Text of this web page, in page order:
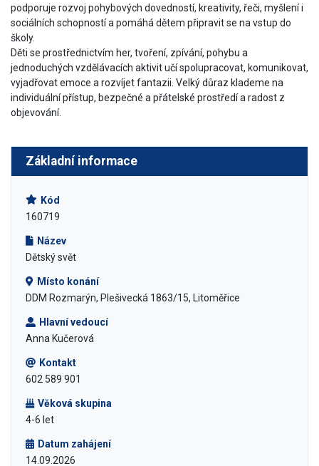
podporuje rozvoj pohybových dovedností, kreativity, řeči, myšlení i
sociálních schopností a pomáhá dětem připravit se na vstup do
školy.
Děti se prostřednictvím her, tvoření, zpívání, pohybu a
jednoduchých vzdělávacích aktivit učí spolupracovat, komunikovat,
vyjadřovat emoce a rozvíjet fantazii. Velký důraz klademe na
individuální přístup, bezpečné a přátelské prostředí a radost z
objevování.
Základní informace
Kód
160719
Název
Dětský svět
Místo konání
DDM Rozmarýn, Plešivecká 1863/15, Litoměřice
Hlavní vedoucí
Anna Kučerová
Kontakt
602 589 901
Věková skupina
4-6 let
Datum zahájení
14.09.2026